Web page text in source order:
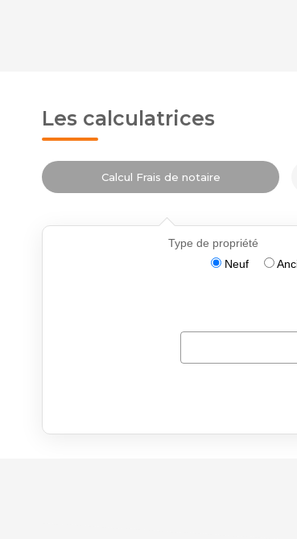
Les calculatrices
Calcul Frais de notaire